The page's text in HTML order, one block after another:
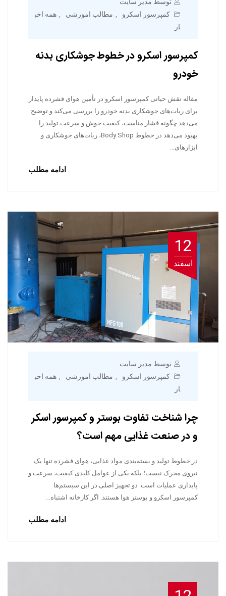
کمپرسور اسکرو
, مطالب اموزشی , همه اخب
ار
کمپرسور اسکرو در خطوط جوشکاری بدنه
خودرو
مقاله نقش حیاتی کمپرسور اسکرو در تأمین هوای فشرده پایدار
برای ربات‌های جوشکاری بدنه خودرو را بررسی می‌کند و توضیح
می‌دهد چگونه فشار مناسب، کیفیت جوش و سرعت تولید را
بهبود می‌دهد در خطوط Body Shop، ربات‌های جوشکاری و
ابزارهای…
ادامه مطلب
12
اسفند
توسط مدیر سایت
کمپرسور اسکرو
, مطالب اموزشی , همه اخب
ار
چرا شناخت تفاوت بوستر و کمپرسور اسکر
و در صنعت غذایی مهم است؟
در خطوط تولید و بسته‌بندی مواد غذایی، هوای فشرده تنها یک
نیروی محرک نیست؛ بلکه یکی از عوامل کلیدی کیفیت، سرعت و
پایداری عملیات است. دو تجهیز اصلی در این سیستم‌ها
کمپرسور اسکرو و بوستر هوا هستند. اگر کارخانه اشتباه…
ادامه مطلب